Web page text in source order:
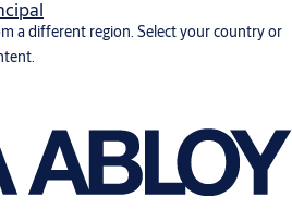
a different region. Select your country or